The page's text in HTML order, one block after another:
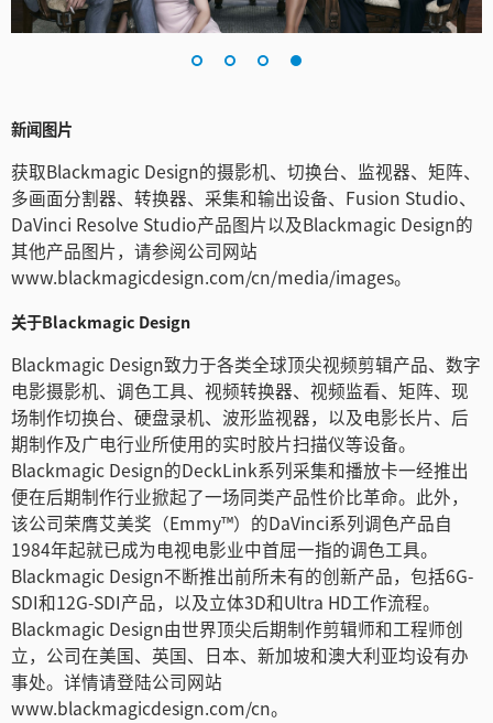
新闻图片
获取Blackmagic Design的摄影机、切换台、监视器、矩阵、
多画面分割器、转换器、采集和输出设备、Fusion Studio、
DaVinci Resolve Studio产品图片以及Blackmagic Design的
其他产品图片，请参阅公司网站
www.blackmagicdesign.com/cn/media/images。
关于Blackmagic Design
Blackmagic Design致力于各类全球顶尖视频剪辑产品、数字
电影摄影机、调色工具、视频转换器、视频监看、矩阵、现
场制作切换台、硬盘录机、波形监视器，以及电影长片、后
期制作及广电行业所使用的实时胶片扫描仪等设备。
Blackmagic Design的DeckLink系列采集和播放卡一经推出
便在后期制作行业掀起了一场同类产品性价比革命。此外，
该公司荣膺艾美奖（Emmy™）的DaVinci系列调色产品自
1984年起就已成为电视电影业中首屈一指的调色工具。
Blackmagic Design不断推出前所未有的创新产品，包括6G-
SDI和12G-SDI产品，以及立体3D和Ultra HD工作流程。
Blackmagic Design由世界顶尖后期制作剪辑师和工程师创
立，公司在美国、英国、日本、新加坡和澳大利亚均设有办
事处。详情请登陆公司网站
www.blackmagicdesign.com/cn。